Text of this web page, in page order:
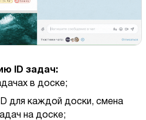
ID задач:
в доске;
для каждой доски, смена
на доске;